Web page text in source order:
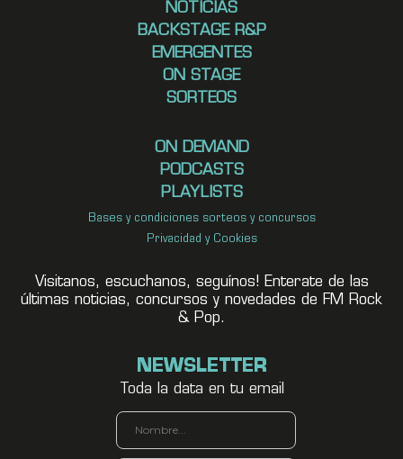
NOTICIAS
BACKSTAGE R&P
EMERGENTES
ON STAGE
SORTEOS
ON DEMAND
PODCASTS
PLAYLISTS
Bases y condiciones sorteos y concursos
Privacidad y Cookies
Visitanos, escuchanos, seguínos! Enterate de las
últimas noticias, concursos y novedades de FM Rock
& Pop.
NEWSLETTER
Toda la data en tu email